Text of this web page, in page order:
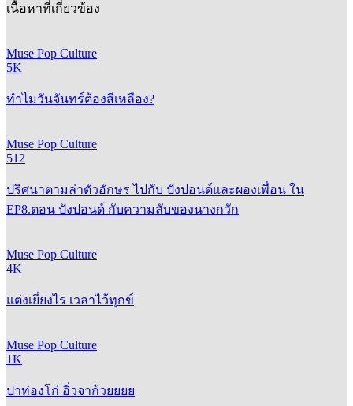
เนื้อหาที่เกี่ยวข้อง
Muse Pop Culture
5K
ทำไมวันจันทร์ต้องสีเหลือง?
Muse Pop Culture
512
ปริศนาตามล่าตัวอักษร ไปกับ ปังปอนด์และผองเพื่อน ใน
EP8.ตอน ปังปอนด์ กับความลับของนางกวัก
Muse Pop Culture
4K
แต่งเยี่ยงไร เวลาไว้ทุกข์
Muse Pop Culture
1K
ปาท่องโก๋ อิ่วจาก้วยยยย